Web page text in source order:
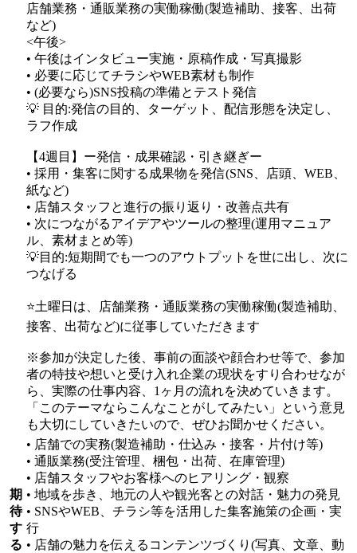
店舗業務・通販業務の実働稼働(製造補助、接客、出荷
など)
<午後>
• 午後はインタビュー実施・原稿作成・写真撮影
• 必要に応じてチラシやWEB素材も制作
• (必要なら)SNS投稿の準備とテスト発信
💡 目的:発信の目的、ターゲット、配信形態を決定し、
ラフ作成
【4週目】ー発信・成果確認・引き継ぎー
• 採用・集客に関する成果物を発信(SNS、店頭、WEB、
紙など)
• 店舗スタッフと進行の振り返り・改善点共有
• 次につながるアイデアやツールの整理(運用マニュア
ル、素材まとめ等)
💡目的:短期間でも一つのアウトプットを世に出し、次に
つなげる
⭐️土曜日は、店舗業務・通販業務の実働稼働(製造補助、
接客、出荷など)に従事していただきます
※参加が決定した後、事前の面談や顔合わせ等で、参加
者の特技や想いと受け入れ企業の現状をすり合わせなが
ら、実際の仕事内容、1ヶ月の流れを決めていきます。
「このテーマならこんなことがしてみたい」という意見
も大切にしていきたいので、ぜひお聞かせください。
期
待
す
る
• 店舗での実務(製造補助・仕込み・接客・片付け等)
• 通販業務(受注管理、梱包・出荷、在庫管理)
• 店舗スタッフやお客様へのヒアリング・観察
• 地域を歩き、地元の人や観光客との対話・魅力の発見
• SNSやWEB、チラシ等を活用した集客施策の企画・実
行
• 店舗の魅力を伝えるコンテンツづくり(写真、文章、動